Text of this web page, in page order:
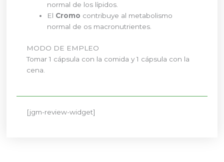
normal de los lípidos.
El Cromo contribuye al metabolismo
normal de os macronutrientes.
MODO DE EMPLEO
Tomar 1 cápsula con la comida y 1 cápsula con la
cena.
[jgm-review-widget]